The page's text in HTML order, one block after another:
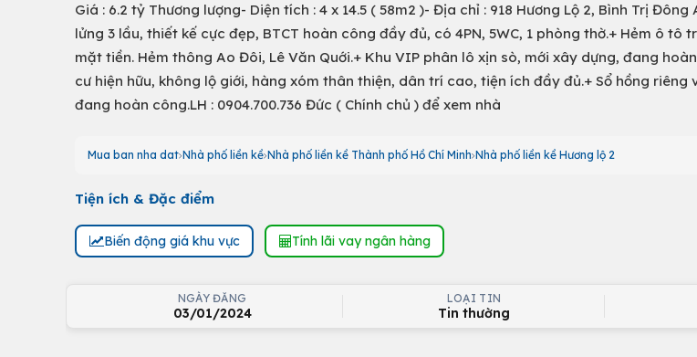
Giá : 6.2 tỷ Thương lượng- Diện tích : 4 x 14.5 ( 58m2 )- Địa chỉ : 918 Hương Lộ 2, Bình Trị Đông
lửng 3 lầu, thiết kế cực đẹp, BTCT hoàn công đầy đủ, có 4PN, 5WC, 1 phòng thờ.+ Hẻm ô tô
mặt tiền. Hẻm thông Ao Đôi, Lê Văn Quới.+ Khu VIP phân lô xịn sò, mới xây dựng, đang
cư hiện hữu, không lộ giới, hàng xóm thân thiện, dân trí cao, tiện ích đầy đủ.+ Sổ hồng riêng
đang hoàn công.LH : 0904.700.736 Đức ( Chính chủ ) để xem nhà
Mua ban nha dat Nhà phố liền kề Nhà phố liền kề Thành phố Hồ Chí Minh Nhà phố liền kề Hương lộ 2
Tiện ích & Đặc điểm
Biến động giá khu vực Tính lãi vay ngân hàng
NGÀY ĐĂNG
03/01/2024
LOẠI TIN
Tin thường